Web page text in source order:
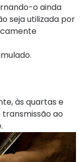
o ainda
seja utilizada por
às quartas e
transmissão ao